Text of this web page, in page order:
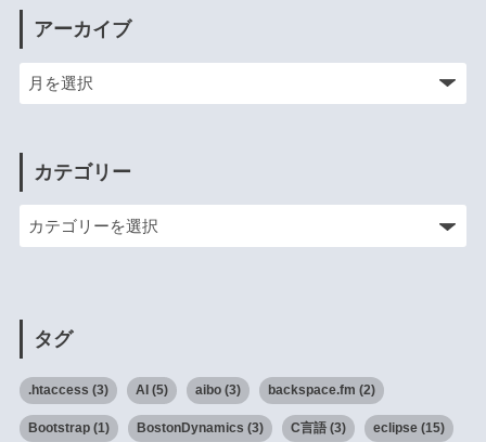
アーカイブ
カテゴリー
タグ
.htaccess (3) AI (5) aibo(3) backspace.fm (2)
Bootstrap(1) BostonDynamics (3) C言語(3) eclipse(15)